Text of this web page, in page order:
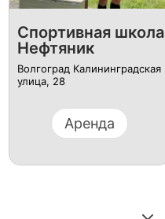
Спортивная школа
Нефтяник
Волгоград Калининградская
улица, 28
Аренда